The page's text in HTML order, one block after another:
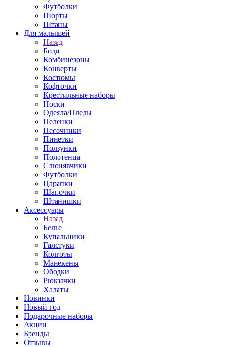
Футболки
Шорты
Штаны
Для малышей
Назад
Боди
Комбинезоны
Конверты
Костюмы
Кофточки
Крестильные наборы
Носки
Одеяла/Пледы
Пеленки
Песочники
Пинетки
Ползунки
Полотенца
Слюнявчики
Футболки
Царапки
Шапочки
Штанишки
Аксессуары
Назад
Белье
Купальники
Галстуки
Колготы
Манекены
Ободки
Рюкзачки
Халаты
Новинки
Новый год
Подарочные наборы
Акции
Бренды
Отзывы